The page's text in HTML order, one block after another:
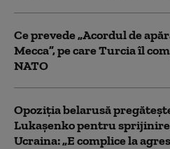
Ce prevede „Acordul de
Mecca”, pe care Turcia îl
NATO
Opoziția belarusă
Lukașenko pentru
Ucraina: „E complice la